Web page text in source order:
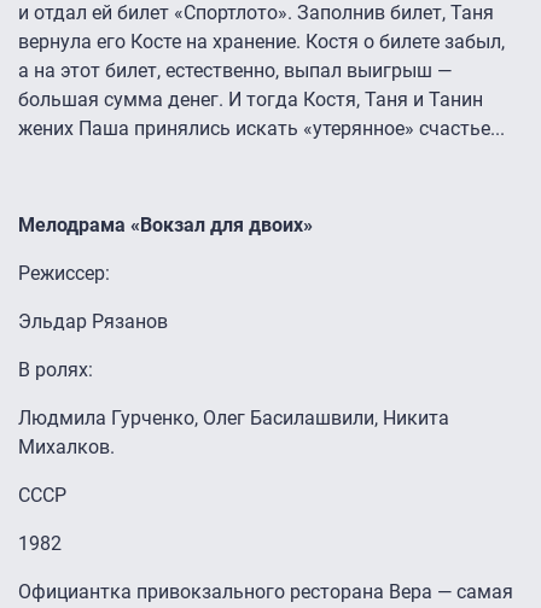
и отдал ей билет «Спортлото». Заполнив билет, Таня
вернула его Косте на хранение. Костя о билете забыл,
а на этот билет, естественно, выпал выигрыш —
большая сумма денег. И тогда Костя, Таня и Танин
жених Паша принялись искать «утерянное» счастье...
Мелодрама «Вокзал для двоих»
Режиссер:
Эльдар Рязанов
В ролях:
Людмила Гурченко, Олег Басилашвили, Никита
Михалков.
СССР
1982
Официантка привокзального ресторана Вера — самая